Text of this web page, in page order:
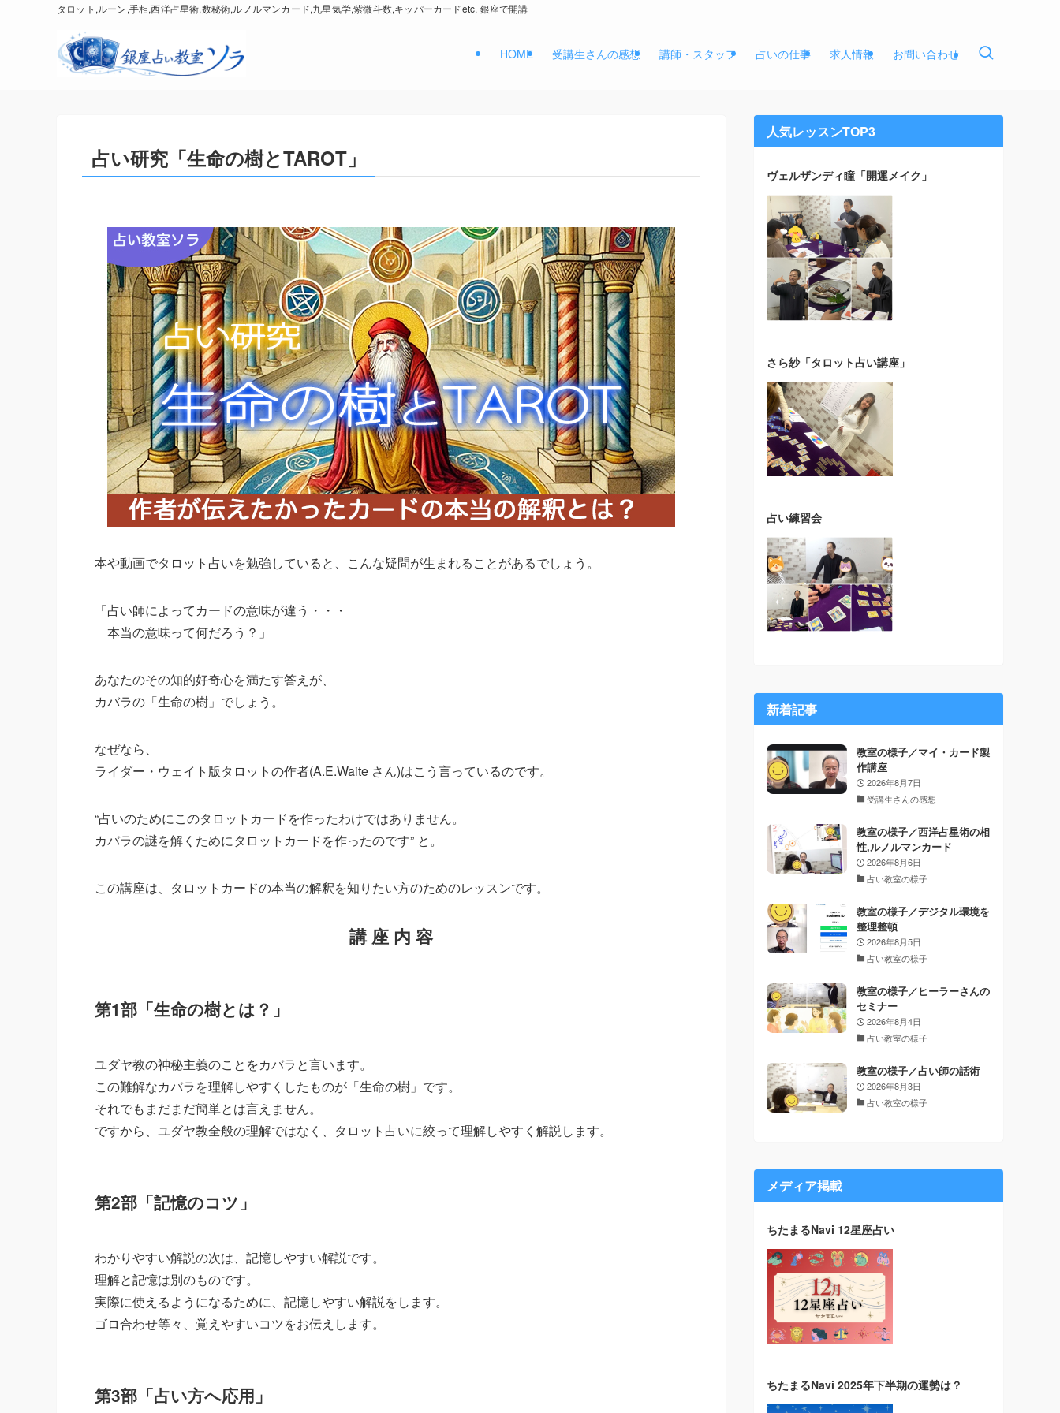
タロット,ルーン,手相,西洋占星術,数秘術,ルノルマンカード,九星気学,紫微斗数,キッパーカードetc. 銀座で開講
HOME 受講生さんの感想 講師・スタッフ 占いの仕事 求人情報 お問い合わせ
占い研究「生命の樹とTAROT」
本や動画でタロット占いを勉強していると、こんな疑問が生まれることがあるでしょう。
「占い師によってカードの意味が違う・・・
本当の意味って何だろう？」
あなたのその知的好奇心を満たす答えが、
カバラの「生命の樹」でしょう。
なぜなら、
ライダー・ウェイト版タロットの作者(A.E.Waite さん)はこう言っているのです。
“占いのためにこのタロットカードを作ったわけではありません。
カバラの謎を解くためにタロットカードを作ったのです” と。
この講座は、タロットカードの本当の解釈を知りたい方のためのレッスンです。
講 座 内 容
第1部「生命の樹とは？」
ユダヤ教の神秘主義のことをカバラと言います。
この難解なカバラを理解しやすくしたものが「生命の樹」です。
それでもまだまだ簡単とは言えません。
ですから、ユダヤ教全般の理解ではなく、タロット占いに絞って理解しやすく解説します。
第2部「記憶のコツ」
わかりやすい解説の次は、記憶しやすい解説です。
理解と記憶は別のものです。
実際に使えるようになるために、記憶しやすい解説をします。
ゴロ合わせ等々、覚えやすいコツをお伝えします。
第3部「占い方へ応用」
人気レッスンTOP3
ヴェルザンディ瞳「開運メイク」
さら紗「タロット占い講座」
占い練習会
新着記事
教室の様子／マイ・カード製
作講座
2026年8月7日
受講生さんの感想
教室の様子／西洋占星術の相
性,ルノルマンカード
2026年8月6日
占い教室の様子
教室の様子／デジタル環境を
整理整頓
2026年8月5日
占い教室の様子
教室の様子／ヒーラーさんの
セミナー
2026年8月4日
占い教室の様子
教室の様子／占い師の話術
2026年8月3日
占い教室の様子
メディア掲載
ちたまるNavi 12星座占い
ちたまるNavi 2025年下半期の運勢は？